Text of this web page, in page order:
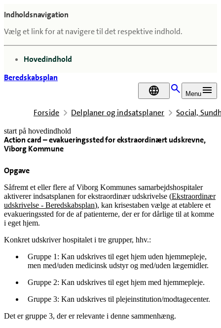
Indholdsnavigation
Vælg et link for at navigere til det respektive indhold.
gå til
Hovedindhold
Beredskabsplan
DA
Menu
Forside Delplaner og indsatsplaner Social,
start på hovedindhold
Action card – evakueringssted for ekstraordinært udskrevne,
Viborg Kommune
senest opdateret 15. april 2026
Opgave
Såfremt et eller flere af Viborg Kommunes samarbejdshospitaler
aktiverer indsatsplanen for ekstraordinær udskrivelse (Ekstraordinær
udskrivelse - Beredskabsplan), kan krisestaben vælge at etablere et
evakueringssted for de af patienterne, der er for dårlige til at komme
i eget hjem.
Konkret udskriver hospitalet i tre grupper, hhv.:
Gruppe 1: Kan udskrives til eget hjem uden hjemmepleje,
men med/uden medicinsk udstyr og med/uden lægemidler.
Gruppe 2: Kan udskrives til eget hjem med hjemmepleje.
Gruppe 3: Kan udskrives til plejeinstitution/modtagecenter.
Det er gruppe 3, der er relevante i denne sammenhæng.